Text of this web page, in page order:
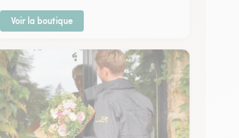
Voir la boutique